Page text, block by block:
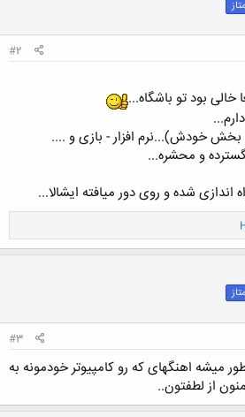
#2
بخش خودش)...نرم افزار - بازی و ....
گسترده و محشره...
اندازی شده و روی دور میافته ایشالا...
#3
میشه اهنگهای که رو کامپیوتر خودمونه به
از لطفتون..